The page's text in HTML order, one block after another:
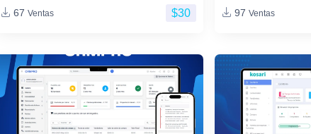
67 Ventas $30
97 Ventas